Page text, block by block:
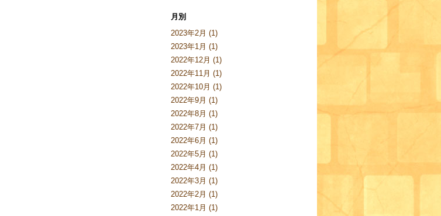
月別
2023年2月 (1)
2023年1月 (1)
2022年12月 (1)
2022年11月 (1)
2022年10月 (1)
2022年9月 (1)
2022年8月 (1)
2022年7月 (1)
2022年6月 (1)
2022年5月 (1)
2022年4月 (1)
2022年3月 (1)
2022年2月 (1)
2022年1月 (1)